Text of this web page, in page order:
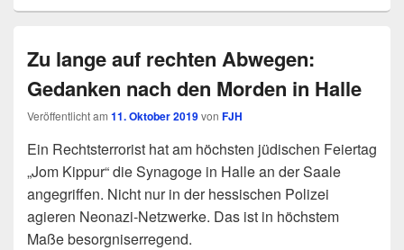
Zu lange auf rechten Abwegen:
Gedanken nach den Morden in Halle
Veröffentlicht am 11. Oktober 2019von FJH
Ein Rechtsterrorist hat am höchsten jüdischen Feiertag
„Jom Kippur“ die Synagoge in Halle an der Saale
angegriffen. Nicht nur in der hessischen Polizei
agieren Neonazi-Netzwerke. Das ist in höchstem
Maße besorgniserregend.